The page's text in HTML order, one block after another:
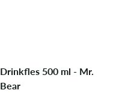
Drinkfles 500 ml - Mr.
Bear